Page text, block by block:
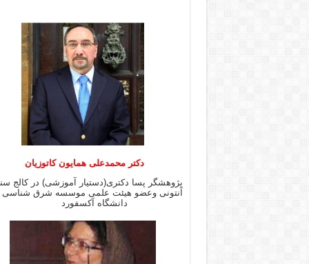
دکتر محمدعلی همایون کاتوزیان
پژوهشگر پسا دکتری(دستیار آموزشی) در کالج
آنتونی وعضو هیئت علمی موسسه شرق
دانشگاه آکسفورد